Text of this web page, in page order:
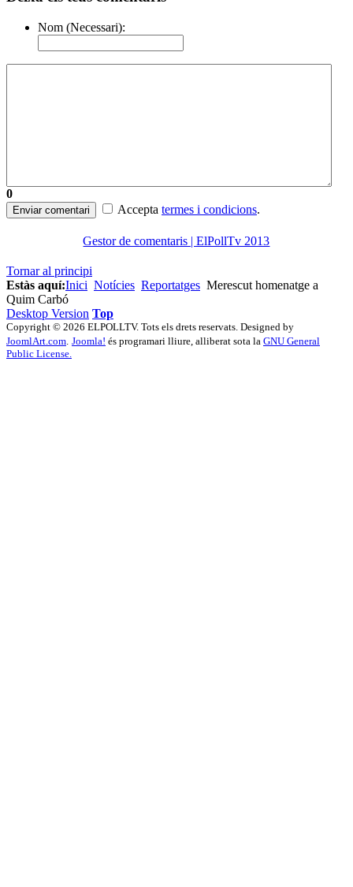
Nom (Necessari):
0
Enviar comentari Accepta termes i condicions.
Gestor de comentaris | ElPollTv 2013
Tornar al principi
Estàs aquí:Inici Notícies Reportatges Merescut homenatge a
Quim Carbó
Desktop Version Top
Copyright © 2026 ELPOLLTV. Tots els drets reservats. Designed by
JoomlArt.com Joomla! és programari lliure, alliberat sota la GNU General
Public License.